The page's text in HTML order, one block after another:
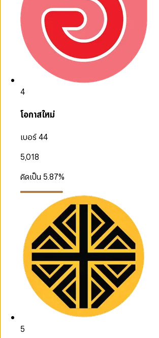
4
โอกาสใหม่
เบอร์ 44
5,018
คิดเป็น 5.87%
5